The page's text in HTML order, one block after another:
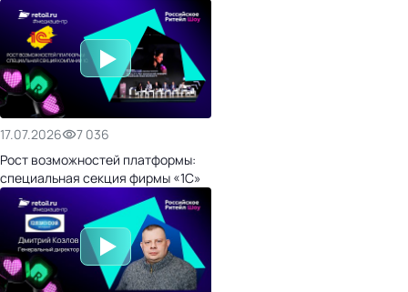
17.07.2026
7 036
Рост возможностей платформы:
специальная секция фирмы «1С»